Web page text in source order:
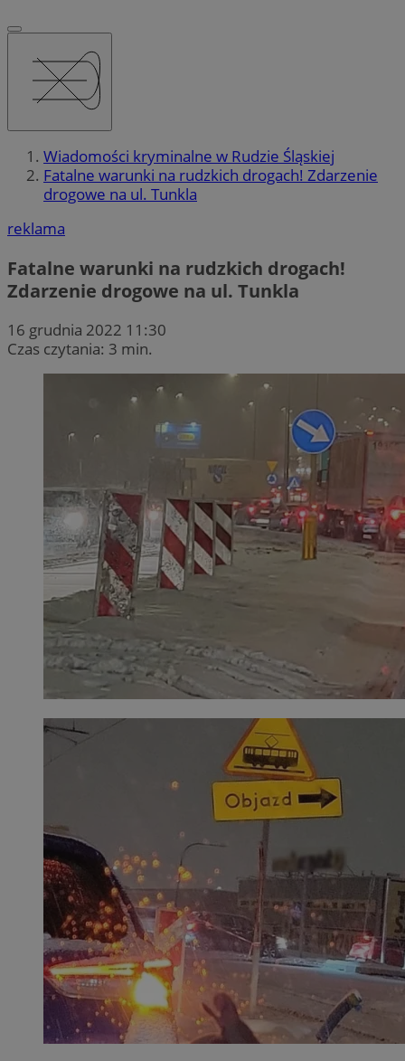
Wiadomości kryminalne w Rudzie Śląskiej
Fatalne warunki na rudzkich drogach! Zdarzenie
drogowe na ul. Tunkla
reklama
Fatalne warunki na rudzkich drogach!
Zdarzenie drogowe na ul. Tunkla
16 grudnia 2022 11:30
Czas czytania: 3 min.